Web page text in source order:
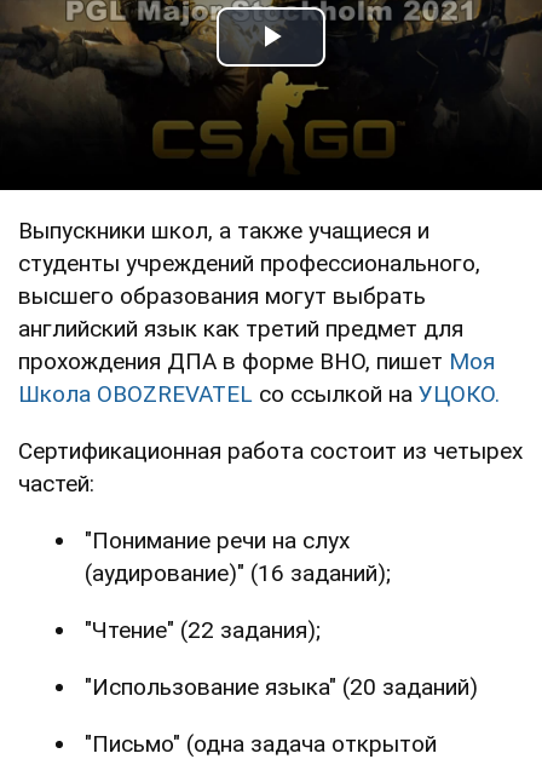
Play Video
Выпускники школ, а также учащиеся и
студенты учреждений профессионального,
высшего образования могут выбрать
английский язык как третий предмет для
прохождения ДПА в форме ВНО, пишет Моя
Школа OBOZREVATEL со ссылкой на УЦОКО.
Сертификационная работа состоит из четырех
частей:
"Понимание речи на слух
(аудирование)" (16 заданий);
"Чтение" (22 задания);
"Использование языка" (20 заданий)
"Письмо" (одна задача открытой